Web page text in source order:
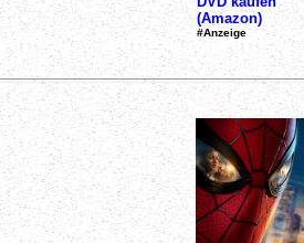
(Amazon)
#Anzeige